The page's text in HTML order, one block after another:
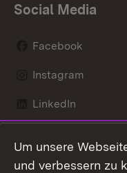
Social Media
Facebook
Instagram
LinkedIn
X / Twitter
Um unsere
und verbessern zu